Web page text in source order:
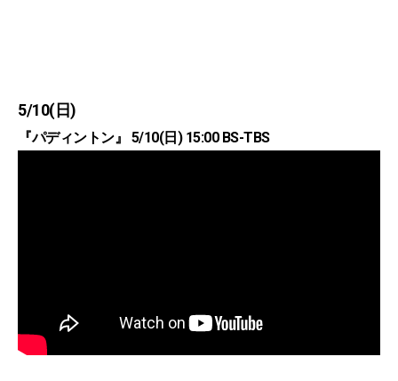
5/10(日)
『パディントン』 5/10(日) 15:00 BS-TBS